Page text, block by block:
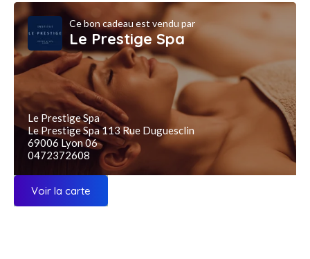
Ce bon cadeau est vendu par
Le Prestige Spa
Le Prestige Spa
Le Prestige Spa 113 Rue Duguesclin
69006 Lyon 06
0472372608
Voir la carte